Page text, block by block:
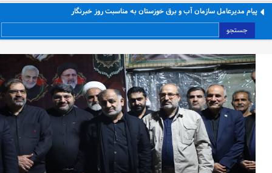
پیام مدیرعامل سازمان آب و برق خوزستان به مناسبت روز خبرنگار
جستجو